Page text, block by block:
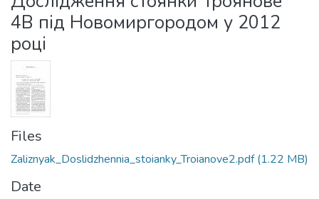
Statistics
4В під Новомиргородом у 2012
році
Files
Zaliznyak_Doslidzhennia_stoianky_Troianove2.pdf(1.22 MB)
Date